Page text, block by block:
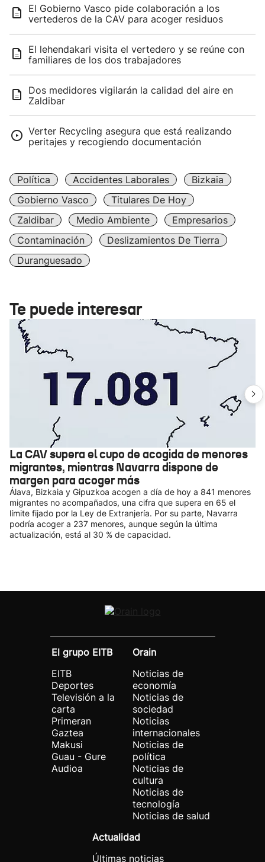
El Gobierno Vasco pide colaboración a los
vertederos de la CAV para acoger residuos
El lehendakari visita el vertedero y se reúne con
familiares de los dos trabajadores
Dos medidores vigilarán la calidad del aire en
Zaldibar
Verter Recycling asegura que está realizando
peritajes y recogiendo documentación
Política Accidentes Laborales
Bizkaia
Gobierno Vasco
Titulares De Hoy
Zaldibar
Medio Ambiente
Empresarios
Contaminación
Deslizamientos De Tierra
Duranguesado
Te puede interesar
La CAV supera el cupo de acogida de menores
migrantes, mientras Navarra dispone de
margen para acoger más
Álava, Bizkaia y Gipuzkoa acogen a día de hoy a 841 menores
migrantes no acompañados, una cifra que supera en 65 el
límite fijado por la Ley de Extranjería. Por su parte, Navarra
podría acoger a 237 menores, aunque según la última
actualización, está al 30 % de capacidad.
El grupo EITB
EITB
Deportes
Televisión a la
carta
Primeran
Gaztea
Makusi
Guau - Gure
Audioa
Orain
Noticias de
economía
Noticias de
sociedad
Noticias
internacionales
Noticias de
política
Noticias de
cultura
Noticias de
tecnología
Noticias de salud
Actualidad
Últimas noticias